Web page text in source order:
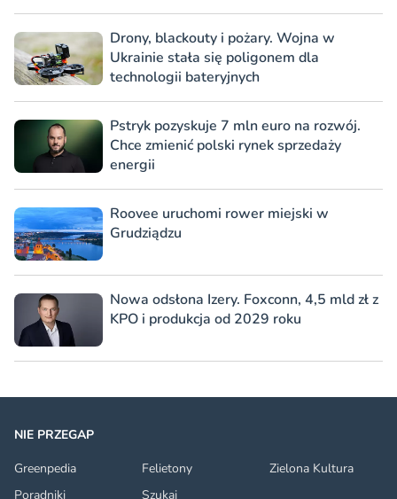
Drony, blackouty i pożary. Wojna w
Ukrainie stała się poligonem dla
technologii bateryjnych
Pstryk pozyskuje 7 mln euro na rozwój.
Chce zmienić polski rynek sprzedaży
energii
Roovee uruchomi rower miejski w
Grudziądzu
Nowa odsłona Izery. Foxconn, 4,5 mld zł z
KPO i produkcja od 2029 roku
NIE PRZEGAP
Greenpedia
Felietony
Zielona Kultura
Poradniki
Szukaj